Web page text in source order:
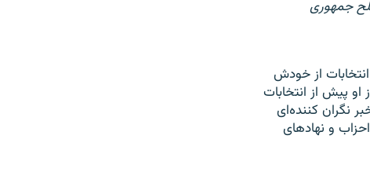
جمهوری
از خودش
پیش از انتخابات
نگران کننده‌ای
و نهادهای